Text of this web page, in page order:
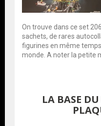
On trouve dans ce set
sachets, de rares
figurines en même
monde. A noter la petite
LA BASE